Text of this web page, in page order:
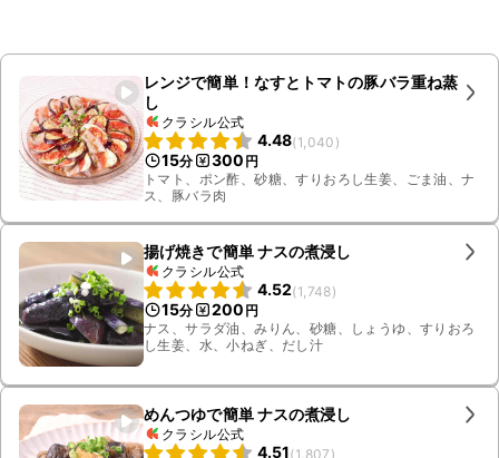
レンジで簡単！なすとトマトの豚バラ重ね蒸
し
クラシル公式
4.48(1,040 )
15分 300 円
トマト、ポン酢、砂糖、すりおろし生姜、ごま油、ナ
ス、豚バラ肉
揚げ焼きで簡単 ナスの煮浸し
クラシル公式
4.52(1,748)
15分 200 円
ナス、サラダ油、みりん、砂糖、しょうゆ、すりおろ
し生姜、水、小ねぎ、だし汁
めんつゆで簡単 ナスの煮浸し
クラシル公式
4.51(1,807 )